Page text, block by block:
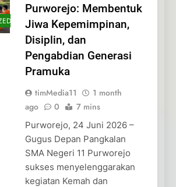
Purworejo: Membentuk
Jiwa Kepemimpinan,
Disiplin, dan
Pengabdian Generasi
Pramuka
timMedia11
1 month
ago
0 7 mins
Purworejo, 24 Juni 2026 –
Gugus Depan Pangkalan
SMA Negeri 11 Purworejo
sukses menyelenggarakan
kegiatan Kemah dan